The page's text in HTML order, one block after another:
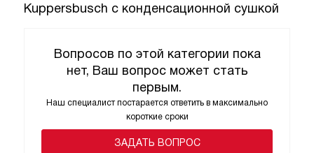
Kuppersbusch с конденсационной сушкой
Вопросов по этой категории пока
нет, Ваш вопрос может стать
первым.
Наш специалист постарается ответить в максимально
короткие сроки
ЗАДАТЬ ВОПРОС